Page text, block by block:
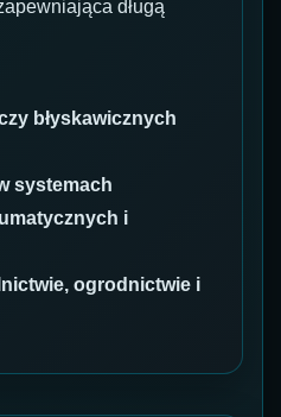
długą
błyskawicznych
systemach
i
ogrodnictwie i